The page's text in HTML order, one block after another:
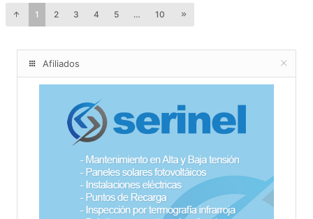
1 2 3 4 5 … 10
Afiliados